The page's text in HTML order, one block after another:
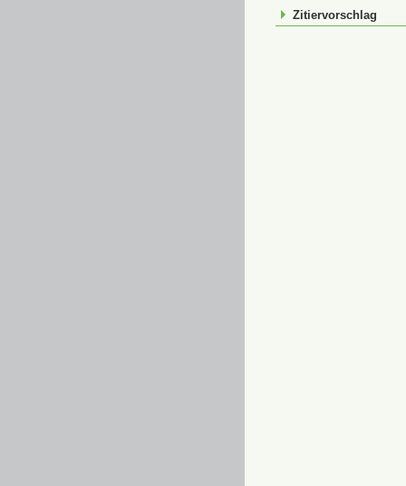
Zitiervorschlag